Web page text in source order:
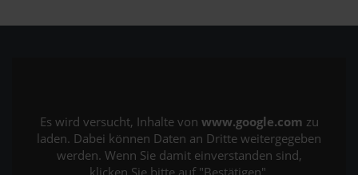
Es wird versucht, Inhalte von www.google.com zu
laden. Dabei können Daten an Dritte weitergegeben
werden. Wenn Sie damit einverstanden sind,
klicken Sie bitte auf "Bestätigen".